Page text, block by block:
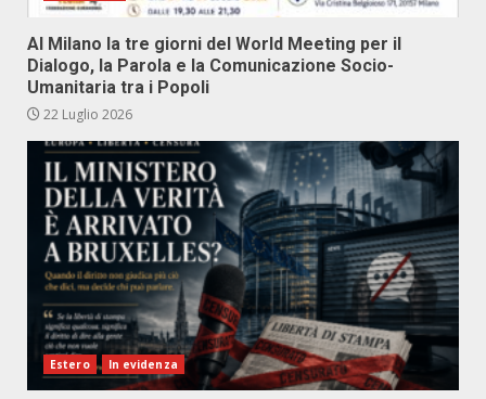
Al Milano la tre giorni del World Meeting per il
Dialogo, la Parola e la Comunicazione Socio-
Umanitaria tra i Popoli
22 Luglio 2026
Estero In evidenza